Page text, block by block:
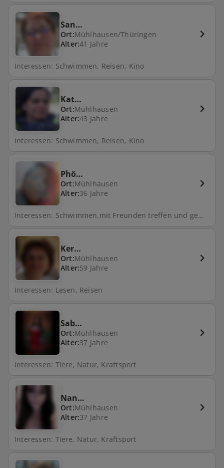
San…
Ort:Mühlhausen/Thüringen
Alter:41 Jahre
Interessen: Schwimmen, Reisen, Kino
Kat…
Ort:Mühlhausen
Alter:43 Jahre
Interessen: Schwimmen, Reisen, Kino
Phö…
Ort:Mühlhausen
Alter:36 Jahre
Interessen: Schwimmen,mit Freunden treffen und gemeinsam Zeit verbringen
Ker…
Ort:Mühlhausen
Alter:59 Jahre
Interessen: Lesen, Reisen
Sab…
Ort:Mühlhausen
Alter:37 Jahre
Interessen: Tiere, Natur, Kraftsport
Nan…
Ort:Mühlhausen
Alter:37 Jahre
Interessen: Tiere, Natur, Kraftsport